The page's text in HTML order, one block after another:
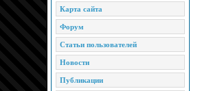
Карта сайта
Форум
Статьи пользователей
Новости
Публикации